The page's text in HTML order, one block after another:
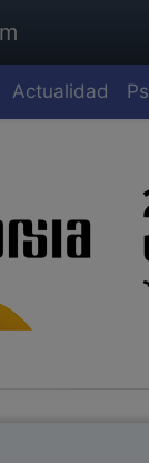
Actualidad